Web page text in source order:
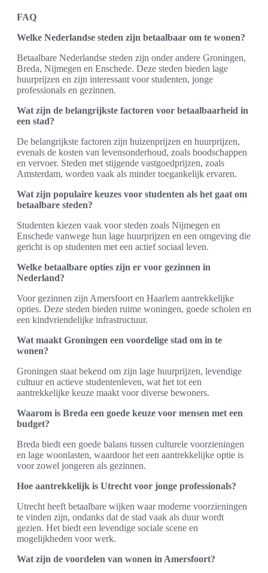
FAQ
Welke Nederlandse steden zijn betaalbaar om te wonen?
Betaalbare Nederlandse steden zijn onder andere Groningen,
Breda, Nijmegen en Enschede. Deze steden bieden lage
huurprijzen en zijn interessant voor studenten, jonge
professionals en gezinnen.
Wat zijn de belangrijkste factoren voor betaalbaarheid in
een stad?
De belangrijkste factoren zijn huizenprijzen en huurprijzen,
evenals de kosten van levensonderhoud, zoals boodschappen
en vervoer. Steden met stijgende vastgoedprijzen, zoals
Amsterdam, worden vaak als minder toegankelijk ervaren.
Wat zijn populaire keuzes voor studenten als het gaat om
betaalbare steden?
Studenten kiezen vaak voor steden zoals Nijmegen en
Enschede vanwege hun lage huurprijzen en een omgeving die
gericht is op studenten met een actief sociaal leven.
Welke betaalbare opties zijn er voor gezinnen in
Nederland?
Voor gezinnen zijn Amersfoort en Haarlem aantrekkelijke
opties. Deze steden bieden ruime woningen, goede scholen en
een kindvriendelijke infrastructuur.
Wat maakt Groningen een voordelige stad om in te
wonen?
Groningen staat bekend om zijn lage huurprijzen, levendige
cultuur en actieve studentenleven, wat het tot een
aantrekkelijke keuze maakt voor diverse bewoners.
Waarom is Breda een goede keuze voor mensen met een
budget?
Breda biedt een goede balans tussen culturele voorzieningen
en lage woonlasten, waardoor het een aantrekkelijke optie is
voor zowel jongeren als gezinnen.
Hoe aantrekkelijk is Utrecht voor jonge professionals?
Utrecht heeft betaalbare wijken waar moderne voorzieningen
te vinden zijn, ondanks dat de stad vaak als duur wordt
gezien. Het biedt een levendige sociale scene en
mogelijkheden voor werk.
Wat zijn de voordelen van wonen in Amersfoort?